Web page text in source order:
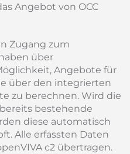
Angebot von OCC
Zugang zum
über
Angebote für
über den integrierten
zu berechnen. Wird die
bestehende
diese automatisch
Alle erfassten Daten
c2 übertragen.